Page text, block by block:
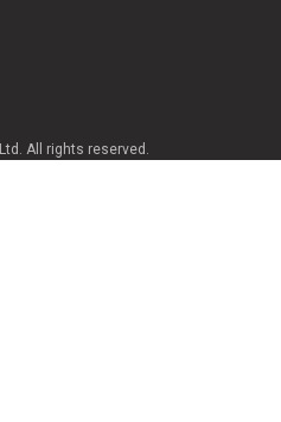
All rights reserved.